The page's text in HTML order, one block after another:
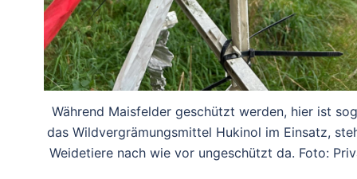
Während Maisfelder geschützt werden, hier ist
das Wildvergrämungsmittel Hukinol im Einsatz,
Weidetiere nach wie vor ungeschützt da. Foto: